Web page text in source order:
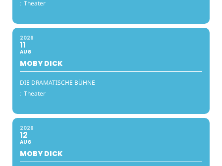
: Theater
2026
11
AUG
MOBY DICK
DIE DRAMATISCHE BÜHNE
: Theater
2026
12
AUG
MOBY DICK